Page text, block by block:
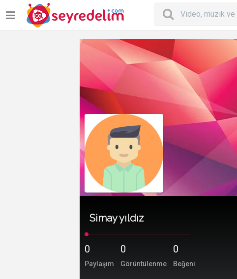
Simay yıldız
0
Paylaşım
0
Görüntülenme
0
Beğeni